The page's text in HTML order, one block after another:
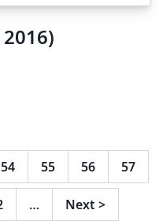
54 55 56 57
… Next >